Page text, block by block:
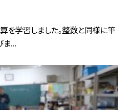
算を学習しました。整数と同様に筆
ま...